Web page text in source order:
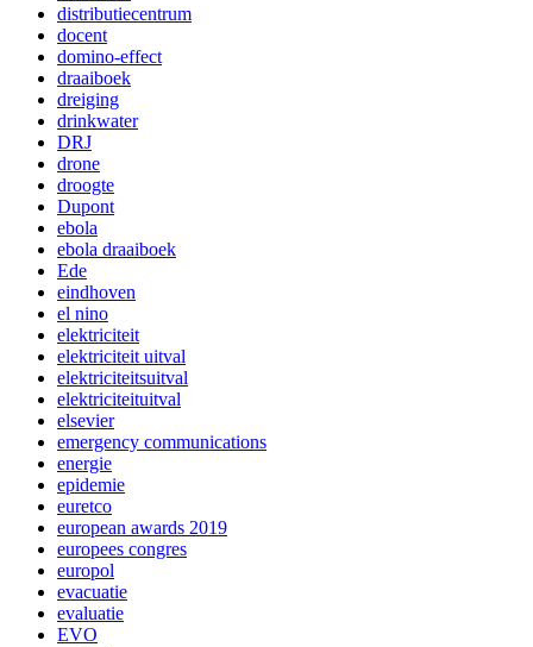
distributiecentrum
docent
domino-effect
draaiboek
dreiging
drinkwater
DRJ
drone
droogte
Dupont
ebola
ebola draaiboek
Ede
eindhoven
el nino
elektriciteit
elektriciteit uitval
elektriciteitsuitval
elektriciteituitval
elsevier
emergency communications
energie
epidemie
euretco
european awards 2019
europees congres
europol
evacuatie
evaluatie
EVO